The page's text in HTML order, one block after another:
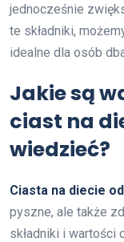
jednocześnie
te składniki,
idealne dla osób
Jakie są
ciast na
wiedzieć?
Ciasta na diecie
pyszne, ale także
składniki i wartości